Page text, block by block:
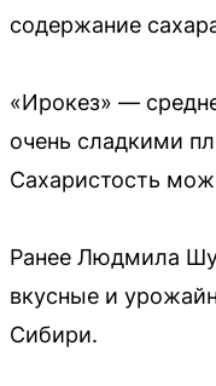
содержание
«Ирокез» —
очень сладкими
Сахаристость
Ранее Людмила
вкусные и
Сибири.